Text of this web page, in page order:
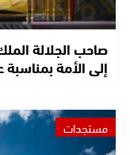
صاحب الجلالة
إلى الأمة
مستجدات